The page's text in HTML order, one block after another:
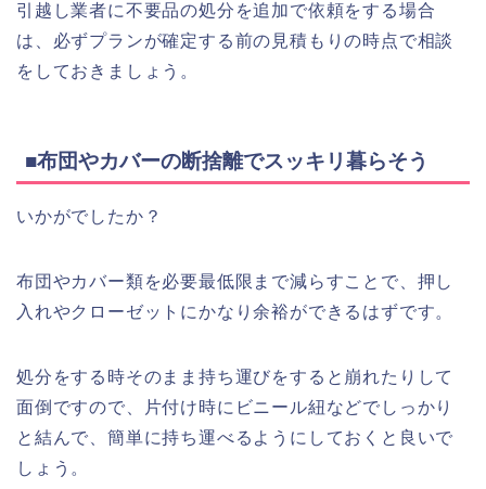
引越し業者に不要品の処分を追加で依頼をする場合
は、必ずプランが確定する前の見積もりの時点で相談
をしておきましょう。
■布団やカバーの断捨離でスッキリ暮らそう
いかがでしたか？
布団やカバー類を必要最低限まで減らすことで、押し
入れやクローゼットにかなり余裕ができるはずです。
処分をする時そのまま持ち運びをすると崩れたりして
面倒ですので、片付け時にビニール紐などでしっかり
と結んで、簡単に持ち運べるようにしておくと良いで
しょう。